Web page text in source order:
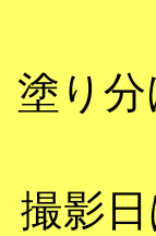
塗り
撮影